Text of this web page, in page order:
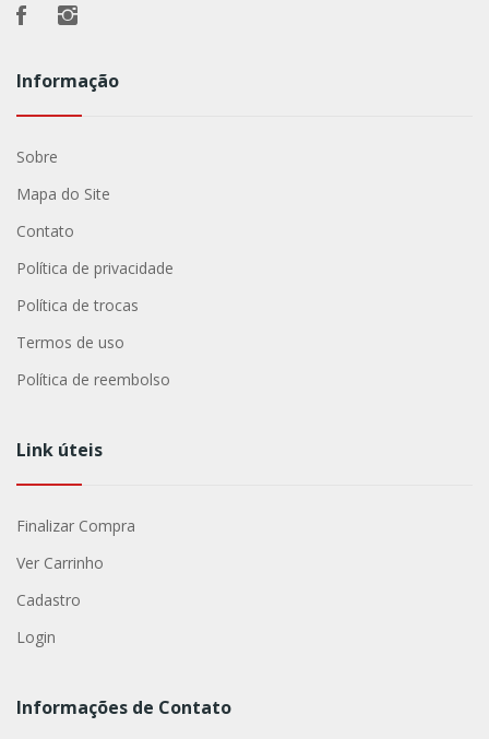
Informação
Sobre
Mapa do Site
Contato
Política de privacidade
Política de trocas
Termos de uso
Política de reembolso
Link úteis
Finalizar Compra
Ver Carrinho
Cadastro
Login
Informações de Contato